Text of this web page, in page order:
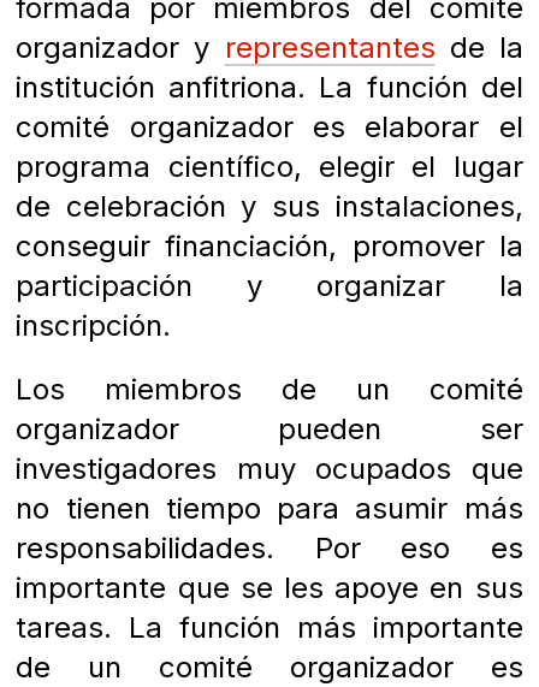
formada por miembros del comité
organizador y representantes de la
institución anfitriona. La función del
comité organizador es elaborar el
programa científico, elegir el lugar
de celebración y sus instalaciones,
conseguir financiación, promover la
participación y organizar la
inscripción.
Los miembros de un comité
organizador pueden ser
investigadores muy ocupados que
no tienen tiempo para asumir más
responsabilidades. Por eso es
importante que se les apoye en sus
tareas. La función más importante
de un comité organizador es